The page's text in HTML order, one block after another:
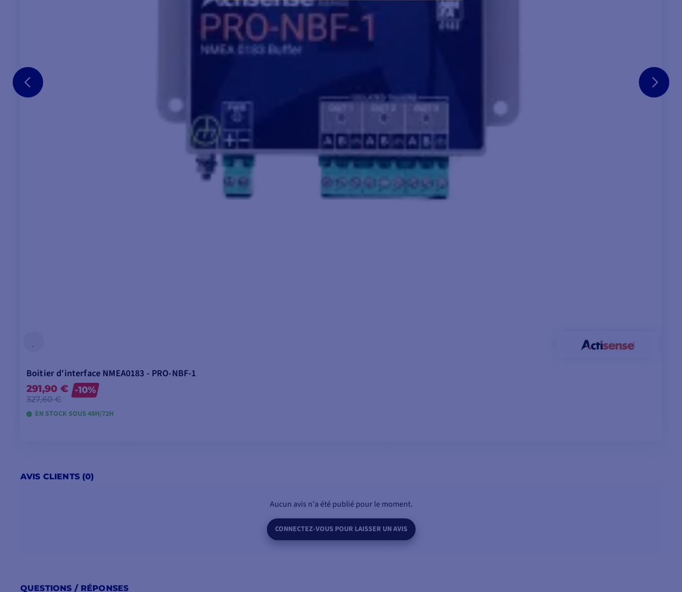
Boitier d'interface NMEA0183 - PRO-NBF-1
291,90 €
327,60 €
-10%
EN STOCK SOUS 48H/72H
AVIS CLIENTS (0)
Aucun avis n'a été publié pour le moment.
CONNECTEZ-VOUS POUR LAISSER UN AVIS
QUESTIONS / RÉPONSES